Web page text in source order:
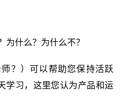
为什么？为什么不？
？）可以帮助您保持活跃
学习，这里您认为产品和运